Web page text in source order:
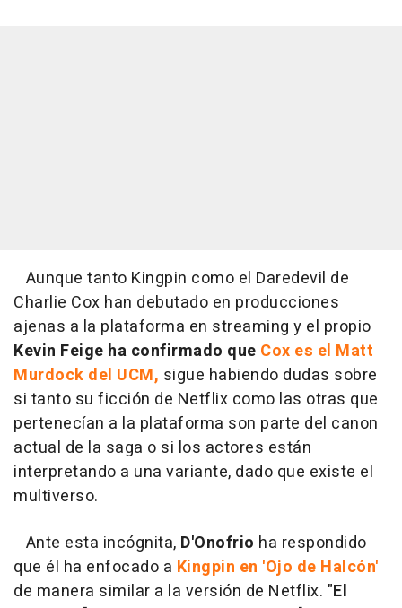
Aunque tanto Kingpin como el Daredevil de
Charlie Cox han debutado en producciones
ajenas a la plataforma en streaming y el propio
Kevin Feige ha confirmado que Cox es el Matt
Murdock del UCM, sigue habiendo dudas sobre
si tanto su ficción de Netflix como las otras que
pertenecían a la plataforma son parte del canon
actual de la saga o si los actores están
interpretando a una variante, dado que existe el
multiverso.
Ante esta incógnita, D'Onofrio ha respondido
que él ha enfocado a Kingpin en 'Ojo de Halcón'
de manera similar a la versión de Netflix. "El